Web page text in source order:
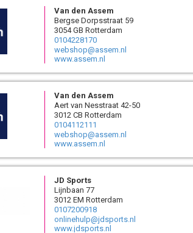
Van den Assem
Bergse Dorpsstraat 59
3054 GB Rotterdam
0104228170
webshop@assem.nl
www.assem.nl
Van den Assem
Aert van Nesstraat 42-50
3012 CB Rotterdam
0104112111
webshop@assem.nl
www.assem.nl
JD Sports
Lijnbaan 77
3012 EM Rotterdam
0107200918
onlinehulp@jdsports.nl
www.jdsports.nl